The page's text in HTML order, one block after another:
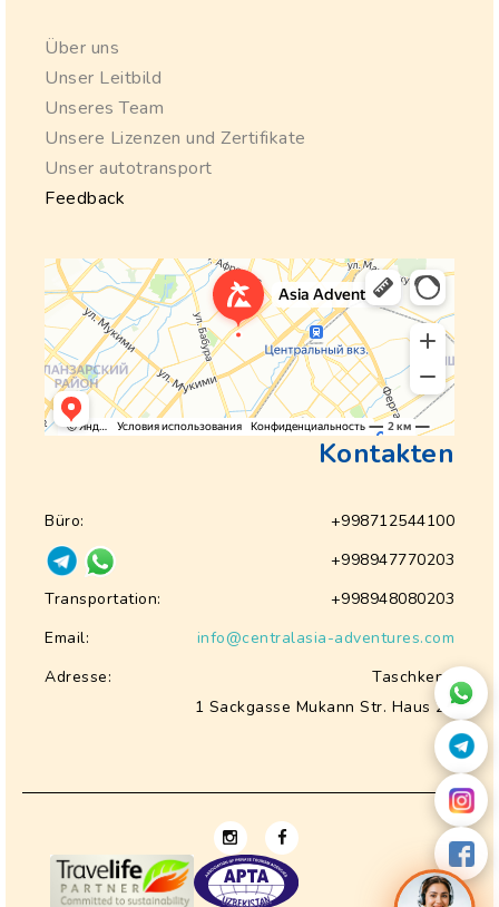
Über uns
Unser Leitbild
Unseres Team
Unsere Lizenzen und Zertifikate
Unser autotransport
Feedback
Kontakten
Büro:
+998712544100
+998947770203
Transportation:
+998948080203
Email:
info@centralasia-adventures.com
Adresse:
Taschkent,
1 Sackgasse Mukann Str. Haus 28